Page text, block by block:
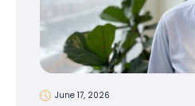
June 17, 2026